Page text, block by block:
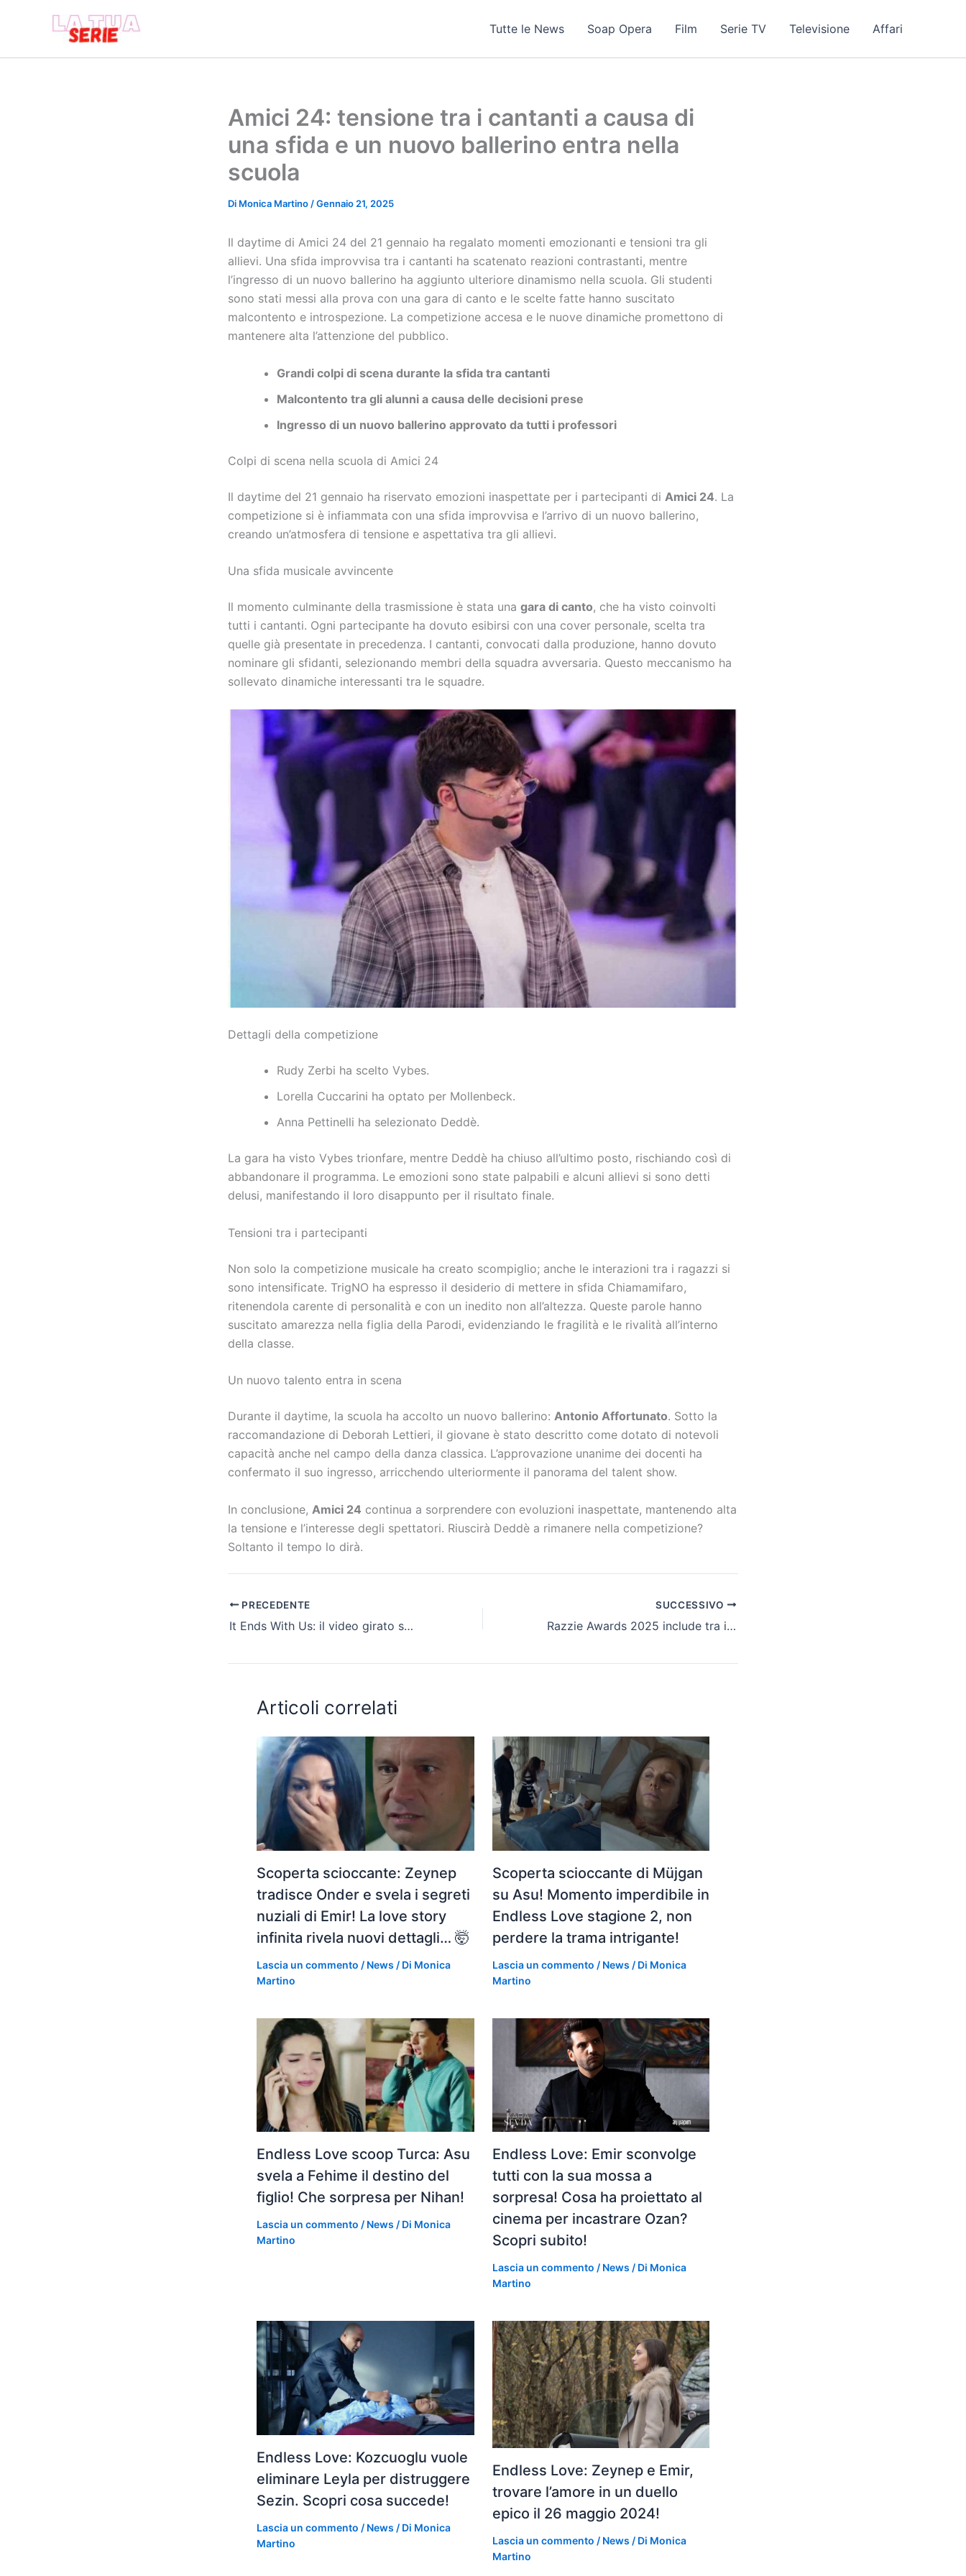
Tutte le News Soap Opera Film Serie TV Televisione Affari
Amici 24: tensione tra i cantanti a causa di
una sfida e un nuovo ballerino entra nella
scuola
Di Monica Martino /Gennaio 21, 2025
Il daytime di Amici 24 del 21 gennaio ha regalato momenti emozionanti e tensioni tra gli
allievi. Una sfida improvvisa tra i cantanti ha scatenato reazioni contrastanti, mentre
l’ingresso di un nuovo ballerino ha aggiunto ulteriore dinamismo nella scuola. Gli studenti
sono stati messi alla prova con una gara di canto e le scelte fatte hanno suscitato
malcontento e introspezione. La competizione accesa e le nuove dinamiche promettono di
mantenere alta l’attenzione del pubblico.
Grandi colpi di scena durante la sfida tra cantanti
Malcontento tra gli alunni a causa delle decisioni prese
Ingresso di un nuovo ballerino approvato da tutti i professori
Colpi di scena nella scuola di Amici 24
Il daytime del 21 gennaio ha riservato emozioni inaspettate per i partecipanti di Amici 24. La
competizione si è infiammata con una sfida improvvisa e l’arrivo di un nuovo ballerino,
creando un’atmosfera di tensione e aspettativa tra gli allievi.
Una sfida musicale avvincente
Il momento culminante della trasmissione è stata una gara di canto, che ha visto coinvolti
tutti i cantanti. Ogni partecipante ha dovuto esibirsi con una cover personale, scelta tra
quelle già presentate in precedenza. I cantanti, convocati dalla produzione, hanno dovuto
nominare gli sfidanti, selezionando membri della squadra avversaria. Questo meccanismo ha
sollevato dinamiche interessanti tra le squadre.
Dettagli della competizione
Rudy Zerbi ha scelto Vybes.
Lorella Cuccarini ha optato per Mollenbeck.
Anna Pettinelli ha selezionato Deddè.
La gara ha visto Vybes trionfare, mentre Deddè ha chiuso all’ultimo posto, rischiando così di
abbandonare il programma. Le emozioni sono state palpabili e alcuni allievi si sono detti
delusi, manifestando il loro disappunto per il risultato finale.
Tensioni tra i partecipanti
Non solo la competizione musicale ha creato scompiglio; anche le interazioni tra i ragazzi si
sono intensificate. TrigNO ha espresso il desiderio di mettere in sfida Chiamamifaro,
ritenendola carente di personalità e con un inedito non all’altezza. Queste parole hanno
suscitato amarezza nella figlia della Parodi, evidenziando le fragilità e le rivalità all’interno
della classe.
Un nuovo talento entra in scena
Durante il daytime, la scuola ha accolto un nuovo ballerino: Antonio Affortunato. Sotto la
raccomandazione di Deborah Lettieri, il giovane è stato descritto come dotato di notevoli
capacità anche nel campo della danza classica. L’approvazione unanime dei docenti ha
confermato il suo ingresso, arricchendo ulteriormente il panorama del talent show.
In conclusione, Amici 24 continua a sorprendere con evoluzioni inaspettate, mantenendo alta
la tensione e l’interesse degli spettatori. Riuscirà Deddè a rimanere nella competizione?
Soltanto il tempo lo dirà.
PRECEDENTE
It Ends With Us: il video girato sul set smentisce le accuse contro Justin Baldoni secondo Blake Lively
SUCCESSIVO
Razzie Awards 2025 include tra i film peggiori dell’anno Madame Web, Borderlands, Joker: Folie à Deux e Megalopolis.
Articoli correlati
Scoperta scioccante: Zeynep
tradisce Onder e svela i segreti
nuziali di Emir! La love story
infinita rivela nuovi dettagli… 🤯
Lascia un commento / News / Di Monica
Martino
Scoperta scioccante di Müjgan
su Asu! Momento imperdibile in
Endless Love stagione 2, non
perdere la trama intrigante!
Lascia un commento / News / Di Monica
Martino
Endless Love scoop Turca: Asu
svela a Fehime il destino del
figlio! Che sorpresa per Nihan!
Lascia un commento / News / Di Monica
Martino
Endless Love: Emir sconvolge
tutti con la sua mossa a
sorpresa! Cosa ha proiettato al
cinema per incastrare Ozan?
Scopri subito!
Lascia un commento / News / Di Monica
Martino
Endless Love: Kozcuoglu vuole
eliminare Leyla per distruggere
Sezin. Scopri cosa succede!
Lascia un commento / News / Di Monica
Martino
Endless Love: Zeynep e Emir,
trovare l’amore in un duello
epico il 26 maggio 2024!
Lascia un commento / News / Di Monica
Martino